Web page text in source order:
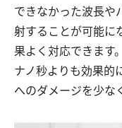
できなかった波長や
射することが可能に
果よく対応できます
ナノ秒よりも効果的
へのダメージを少な